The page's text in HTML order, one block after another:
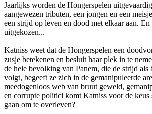
Jaarlijks worden de Hongerspelen
aangewezen tributen, een jongen en een
een strijd op leven en dood met elkaar aan.
uitgekozen...
Katniss weet dat de Hongerspelen een
zusje betekenen en besluit haar plek in te
de hele bevolking van Panem, die de strijd als
volgt, begeeft ze zich in de gemanipuleerde
meedogenloos web van bruut geweld,
en corrupte politici komt Katniss voor de keus
gaan om te overleven?